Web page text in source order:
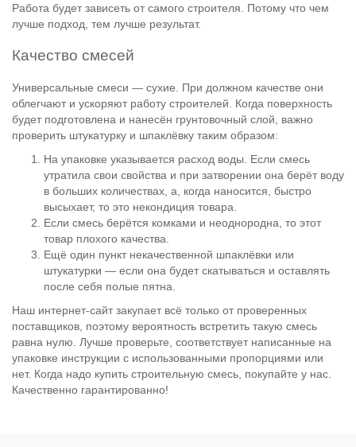
Работа будет зависеть от самого строителя. Потому что чем
лучше подход, тем лучше результат.
Качество смесей
Универсальные смеси — сухие. При должном качестве они
облегчают и ускоряют работу строителей. Когда поверхность
будет подготовлена и нанесён грунтовочный слой, важно
проверить штукатурку и шпаклёвку таким образом:
На упаковке указывается расход воды. Если смесь
утратила свои свойства и при затворении она берёт воду
в больших количествах, а, когда наносится, быстро
высыхает, то это некондиция товара.
Если смесь берётся комками и неоднородна, то этот
товар плохого качества.
Ещё один пункт некачественной шпаклёвки или
штукатурки — если она будет скатываться и оставлять
после себя полые пятна.
Наш интернет-сайт закупает всё только от проверенных
поставщиков, поэтому вероятность встретить такую смесь
равна нулю. Лучше проверьте, соответствует написанные на
упаковке инструкции с использованными пропорциями или
нет. Когда надо купить строительную смесь, покупайте у нас.
Качественно гарантированно!